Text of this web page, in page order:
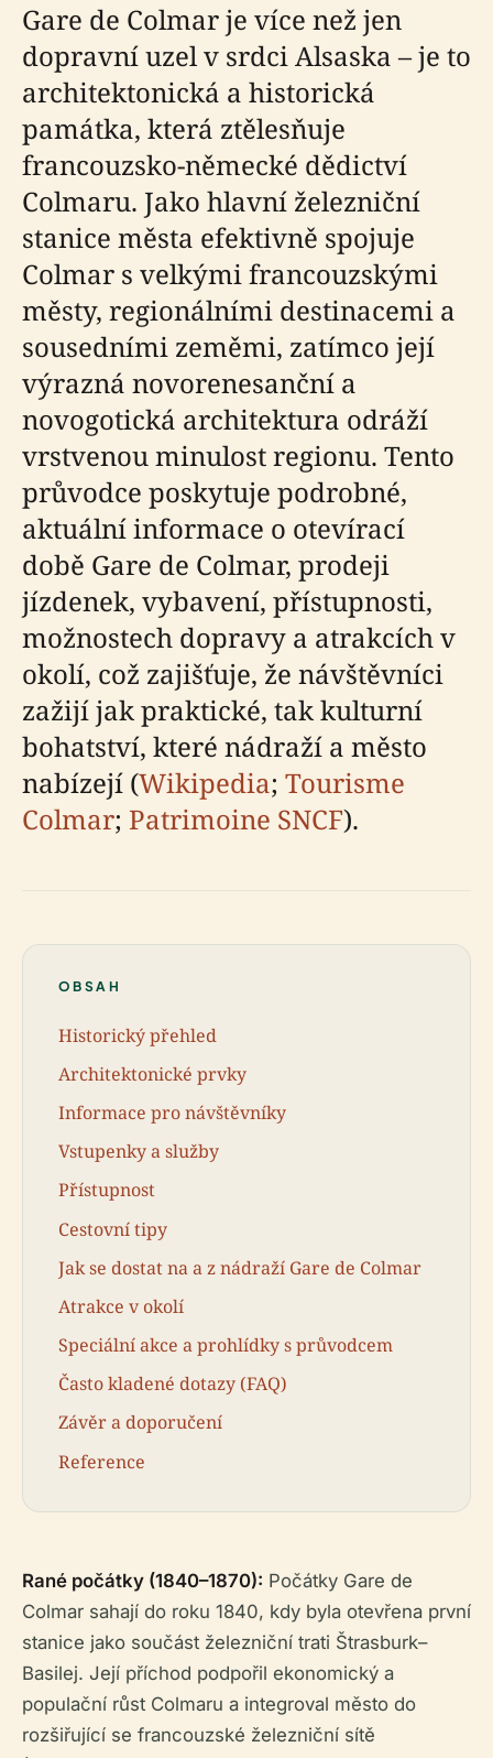
Gare de Colmar je více než jen
dopravní uzel v srdci Alsaska – je to
architektonická a historická
památka, která ztělesňuje
francouzsko-německé dědictví
Colmaru. Jako hlavní železniční
stanice města efektivně spojuje
Colmar s velkými francouzskými
městy, regionálními destinacemi a
sousedními zeměmi, zatímco její
výrazná novorenesanční a
novogotická architektura odráží
vrstvenou minulost regionu. Tento
průvodce poskytuje podrobné,
aktuální informace o otevírací
době Gare de Colmar, prodeji
jízdenek, vybavení, přístupnosti,
možnostech dopravy a atrakcích v
okolí, což zajišťuje, že návštěvníci
zažijí jak praktické, tak kulturní
bohatství, které nádraží a město
nabízejí (Wikipedia; Tourisme
Colmar; Patrimoine SNCF).
OBSAH
Historický přehled
Architektonické prvky
Informace pro návštěvníky
Vstupenky a služby
Přístupnost
Cestovní tipy
Jak se dostat na a z nádraží Gare de Colmar
Atrakce v okolí
Speciální akce a prohlídky s průvodcem
Často kladené dotazy (FAQ)
Závěr a doporučení
Reference
Rané počátky (1840–1870): Počátky Gare de
Colmar sahají do roku 1840, kdy byla otevřena první
stanice jako součást železniční trati Štrasburk–
Basilej. Její příchod podpořil ekonomický a
populační růst Colmaru a integroval město do
rozšiřující se francouzské železniční sítě